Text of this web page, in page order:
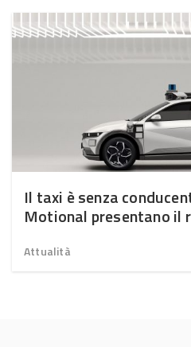
Il taxi è senza
Motional presentano il
Attualità